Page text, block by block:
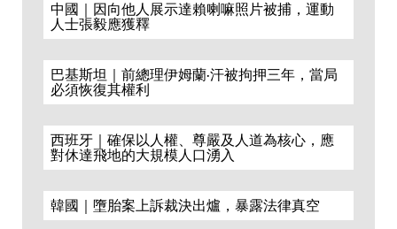
中國｜因向他人展示達賴喇嘛照片被捕，運動
人士張毅應獲釋
巴基斯坦｜前總理伊姆蘭·汗被拘押三年，當局
必須恢復其權利
西班牙｜確保以人權、尊嚴及人道為核心，應
對休達飛地的大規模人口湧入
韓國｜墮胎案上訴裁決出爐，暴露法律真空